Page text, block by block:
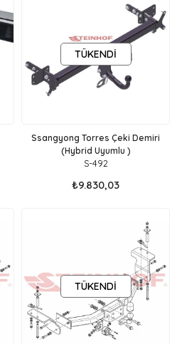
TÜKENDI
Ssangyong Torres Çeki Demiri
(Hybrid Uyumlu )
S-492
₺9.830,03
TÜKENDI